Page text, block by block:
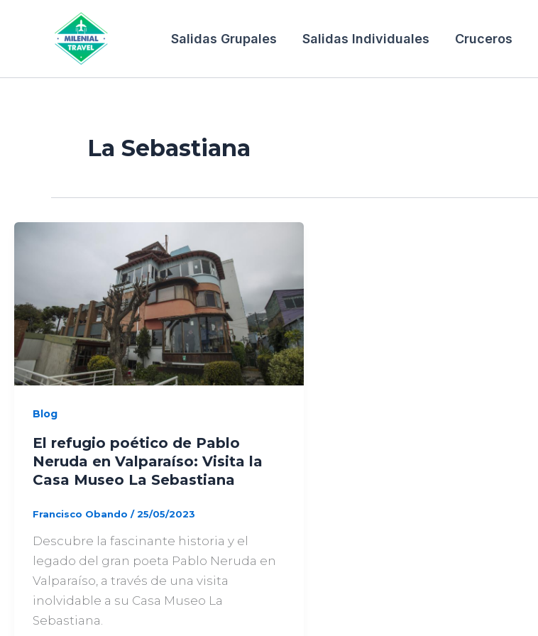
contenido
Salidas Grupales Salidas Individuales Cruceros
La Sebastiana
Blog
El refugio poético de Pablo
Neruda en Valparaíso: Visita la
Casa Museo La Sebastiana
Francisco Obando /25/05/2023
Descubre la fascinante historia y el
legado del gran poeta Pablo Neruda en
Valparaíso, a través de una visita
inolvidable a su Casa Museo La
Sebastiana.